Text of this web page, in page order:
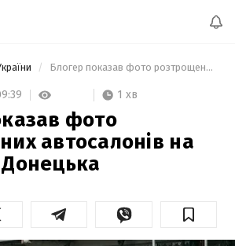
Блогер показав фото розтрощених автосалонів на околицях Донецька
1 хв
фото
автосалонів на